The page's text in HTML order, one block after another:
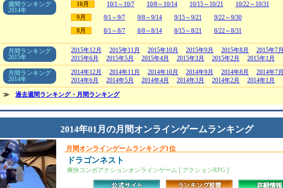
週間ランキング
2014年
10月
10/1～10/7 10/8～10/14 10/15～10/21
10/22～10/31
9月
9/1～9/7 9/8～9/14 9/15～9/21
9/22～9/30
8月
8/1～8/7 8/8～8/14 8/15～8/21 8/22～8/31
月間ランキング
2015年
2015年12月 2015年11月 2015年10月 2015年9月 2015年8月
2015年7月
2015年6月
2015年5月 2015年4月 2015年3月 2015年2月 2015年1月
月間ランキング
2014年
2014年12月 2014年11月 2014年10月 2014年9月 2014年8月
2014年7月
2014年6月
2014年5月 2014年4月 2014年3月 2014年2月
2014年1月
≫ 過去週間ランキング・月間ランキング
2014年01月の月間オンラインゲームランキング
月間オンラインゲームランキング1位
ドラゴンネスト
爽快コンボアクションオンラインゲーム [ アクションRPG ]